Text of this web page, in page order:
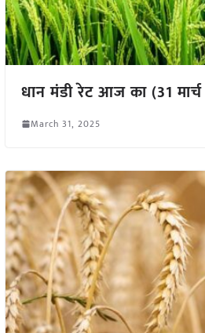
धान मंडी रेट आज का (31
March 31, 2025